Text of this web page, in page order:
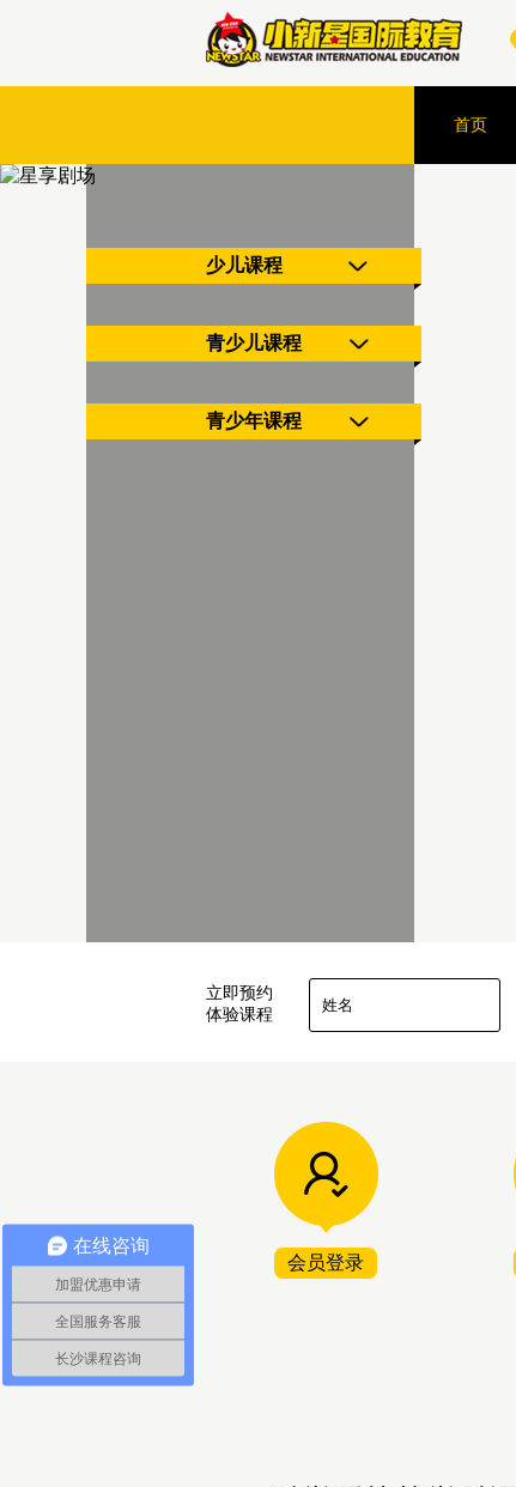
首页
少儿课程
青少儿课程
青少年课程
立即预约
体验课程
会员登录
在线咨询
加盟优惠申请
全国服务客服
长沙课程咨询